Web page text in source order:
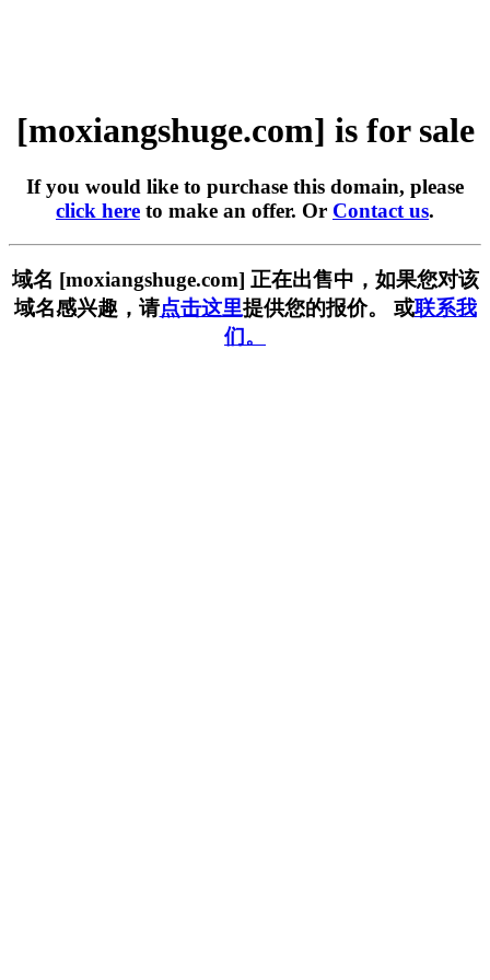
[moxiangshuge.com] is for sale
If you would like to purchase this domain, please
click here to make an offer. Or Contact us.
域名 [moxiangshuge.com] 正在出售中，如果您对该
域名感兴趣，请点击这里提供您的报价。 或联系我
们。